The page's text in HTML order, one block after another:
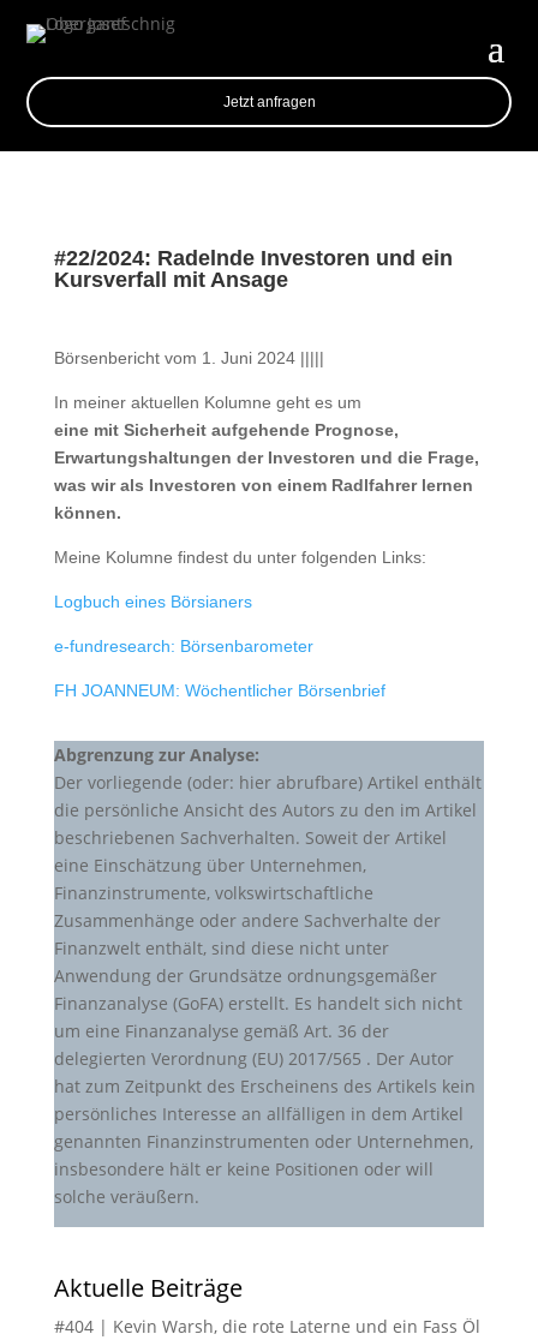
Jetzt anfragen
#22/2024: Radelnde Investoren und ein
Kursverfall mit Ansage
Börsenbericht vom 1. Juni 2024 |||||
In meiner aktuellen Kolumne geht es um
eine mit Sicherheit aufgehende Prognose,
Erwartungshaltungen der Investoren und die Frage,
was wir als Investoren von einem Radlfahrer lernen
können.
Meine Kolumne findest du unter folgenden Links:
Logbuch eines Börsianers
e-fundresearch: Börsenbarometer
FH JOANNEUM: Wöchentlicher Börsenbrief
Abgrenzung zur Analyse:
Der vorliegende (oder: hier abrufbare) Artikel enthält
die persönliche Ansicht des Autors zu den im Artikel
beschriebenen Sachverhalten. Soweit der Artikel
eine Einschätzung über Unternehmen,
Finanzinstrumente, volkswirtschaftliche
Zusammenhänge oder andere Sachverhalte der
Finanzwelt enthält, sind diese nicht unter
Anwendung der Grundsätze ordnungsgemäßer
Finanzanalyse (GoFA) erstellt. Es handelt sich nicht
um eine Finanzanalyse gemäß Art. 36 der
delegierten Verordnung (EU) 2017/565 . Der Autor
hat zum Zeitpunkt des Erscheinens des Artikels kein
persönliches Interesse an allfälligen in dem Artikel
genannten Finanzinstrumenten oder Unternehmen,
insbesondere hält er keine Positionen oder will
solche veräußern.
Aktuelle Beiträge
#404 | Kevin Warsh, die rote Laterne und ein Fass Öl